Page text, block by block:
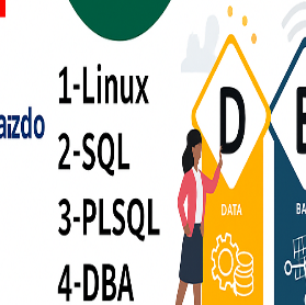
du joueur
et la Malta Gaming Authority (MGA)
Elles obligent les opérateurs à publier
en place des mécanismes de
par des tiers indépendants, afin
que les montants des jackpots sont